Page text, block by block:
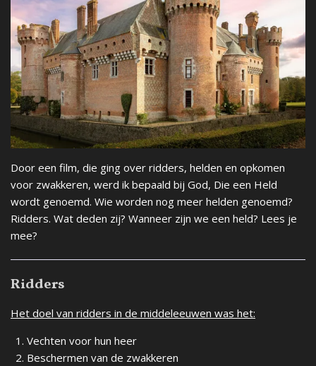
Door een film, die ging over ridders, helden en opkomen
voor zwakkeren, werd ik bepaald bij God, Die een Held
wordt genoemd. Wie worden nog meer helden genoemd?
Ridders. Wat deden zij? Wanneer zijn we een held? Lees je
mee?
Ridders
Het doel van ridders in de middeleeuwen was het:
Vechten voor hun heer
Beschermen van de zwakkeren